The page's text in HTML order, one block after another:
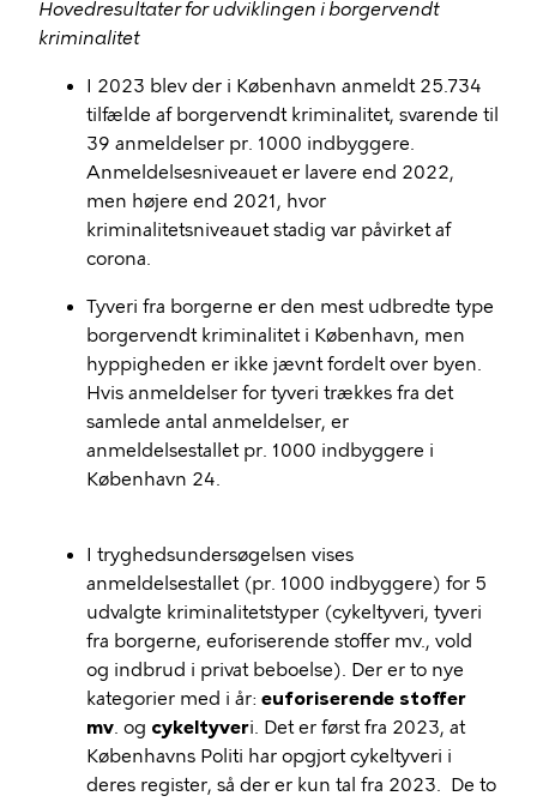
Hovedresultater for udviklingen i borgervendt
kriminalitet
I 2023 blev der i København anmeldt 25.734
tilfælde af borgervendt kriminalitet, svarende til
39 anmeldelser pr. 1000 indbyggere.
Anmeldelsesniveauet er lavere end 2022,
men højere end 2021, hvor
kriminalitetsniveauet stadig var påvirket af
corona.
Tyveri fra borgerne er den mest udbredte type
borgervendt kriminalitet i København, men
hyppigheden er ikke jævnt fordelt over byen.
Hvis anmeldelser for tyveri trækkes fra det
samlede antal anmeldelser, er
anmeldelsestallet pr. 1000 indbyggere i
København 24.
I tryghedsundersøgelsen vises
anmeldelsestallet (pr. 1000 indbyggere) for 5
udvalgte kriminalitetstyper (cykeltyveri, tyveri
fra borgerne, euforiserende stoffer mv., vold
og indbrud i privat beboelse). Der er to nye
kategorier med i år: euforiserende stoffer
mv. og cykeltyveri. Det er først fra 2023, at
Københavns Politi har opgjort cykeltyveri i
deres register, så der er kun tal fra 2023. De to